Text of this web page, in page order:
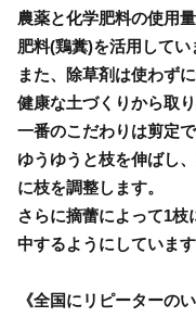
農薬と化学肥料の使用
肥料(鶏糞)を活用してい
また、除草剤は使わず
健康な土づくりから取り
一番のこだわりは剪定で
ゆうゆうと枝を伸ばし
に枝を調整します。
さらに摘蕾によって1
中するようにしています
《全国にリピーターの